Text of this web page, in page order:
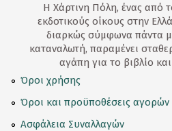
Η Χάρτινη Πόλη, ένας από
εκδοτικούς οίκους στην
διαρκώς σύμφωνα πάντα
καταναλωτή, παραμένει
αγάπη για το βιβλίο
Όροι χρήσης
Όροι και προϋποθέσεις αγορών
Ασφάλεια Συναλλαγών